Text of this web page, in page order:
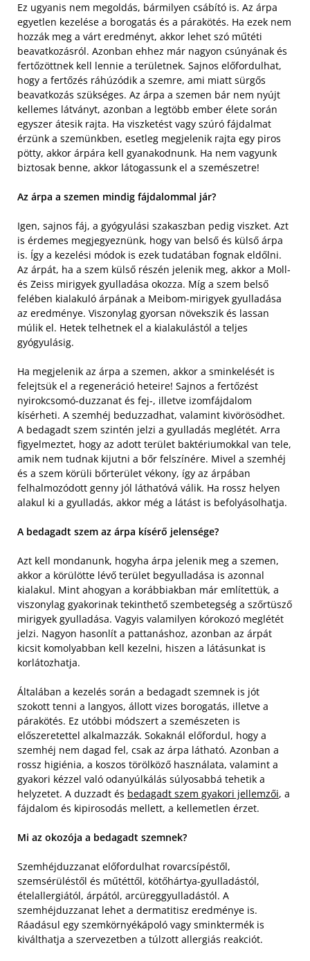
Ez ugyanis nem megoldás, bármilyen csábító is. Az árpa
egyetlen kezelése a borogatás és a párakötés. Ha ezek nem
hozzák meg a várt eredményt, akkor lehet szó műtéti
beavatkozásról. Azonban ehhez már nagyon csúnyának és
fertőzöttnek kell lennie a területnek. Sajnos előfordulhat,
hogy a fertőzés ráhúzódik a szemre, ami miatt sürgős
beavatkozás szükséges. Az árpa a szemen bár nem nyújt
kellemes látványt, azonban a legtöbb ember élete során
egyszer átesik rajta. Ha viszketést vagy szúró fájdalmat
érzünk a szemünkben, esetleg megjelenik rajta egy piros
pötty, akkor árpára kell gyanakodnunk. Ha nem vagyunk
biztosak benne, akkor látogassunk el a szemészetre!
Az árpa a szemen mindig fájdalommal jár?
Igen, sajnos fáj, a gyógyulási szakaszban pedig viszket. Azt
is érdemes megjegyeznünk, hogy van belső és külső árpa
is. Így a kezelési módok is ezek tudatában fognak eldőlni.
Az árpát, ha a szem külső részén jelenik meg, akkor a Moll-
és Zeiss mirigyek gyulladása okozza. Míg a szem belső
felében kialakuló árpának a Meibom-mirigyek gyulladása
az eredménye. Viszonylag gyorsan növekszik és lassan
múlik el. Hetek telhetnek el a kialakulástól a teljes
gyógyulásig.
Ha megjelenik az árpa a szemen, akkor a sminkelését is
felejtsük el a regeneráció heteire! Sajnos a fertőzést
nyirokcsomó-duzzanat és fej-, illetve izomfájdalom
kísérheti. A szemhéj beduzzadhat, valamint kivörösödhet.
A bedagadt szem szintén jelzi a gyulladás meglétét. Arra
figyelmeztet, hogy az adott terület baktériumokkal van tele,
amik nem tudnak kijutni a bőr felszínére. Mivel a szemhéj
és a szem körüli bőrterület vékony, így az árpában
felhalmozódott genny jól láthatóvá válik. Ha rossz helyen
alakul ki a gyulladás, akkor még a látást is befolyásolhatja.
A bedagadt szem az árpa kísérő jelensége?
Azt kell mondanunk, hogyha árpa jelenik meg a szemen,
akkor a körülötte lévő terület begyulladása is azonnal
kialakul. Mint ahogyan a korábbiakban már említettük, a
viszonylag gyakorinak tekinthető szembetegség a szőrtüsző
mirigyek gyulladása. Vagyis valamilyen kórokozó meglétét
jelzi. Nagyon hasonlít a pattanáshoz, azonban az árpát
kicsit komolyabban kell kezelni, hiszen a látásunkat is
korlátozhatja.
Általában a kezelés során a bedagadt szemnek is jót
szokott tenni a langyos, állott vizes borogatás, illetve a
párakötés. Ez utóbbi módszert a szemészeten is
előszeretettel alkalmazzák. Sokaknál előfordul, hogy a
szemhéj nem dagad fel, csak az árpa látható. Azonban a
rossz higiénia, a koszos törölköző használata, valamint a
gyakori kézzel való odanyúlkálás súlyosabbá tehetik a
helyzetet. A duzzadt és bedagadt szem gyakori jellemzői, a
fájdalom és kipirosodás mellett, a kellemetlen érzet.
Mi az okozója a bedagadt szemnek?
Szemhéjduzzanat előfordulhat rovarcsípéstől,
szemsérüléstől és műtéttől, kötőhártya-gyulladástól,
ételallergiától, árpától, arcüreggyulladástól. A
szemhéjduzzanat lehet a dermatitisz eredménye is.
Ráadásul egy szemkörnyékápoló vagy sminktermék is
kiválthatja a szervezetben a túlzott allergiás reakciót.